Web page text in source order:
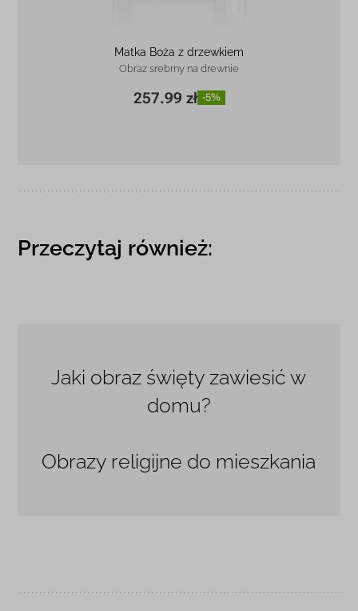
Matka Boża z drzewkiem
Obraz srebrny na drewnie
257.99 zł -5%
Przeczytaj również:
Jaki obraz święty zawiesić w
domu?
Obrazy religijne do mieszkania